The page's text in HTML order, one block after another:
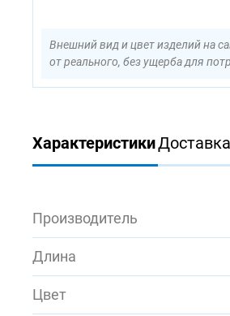
Внешний вид и цвет изделий на
от реального, без ущерба для
ХарактеристикиДоставка
Производитель
Длина
Цвет